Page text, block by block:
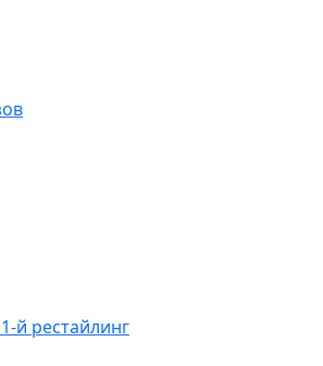
й рестайлинг